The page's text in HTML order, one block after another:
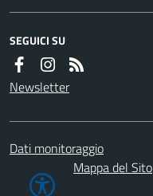
SEGUICI SU
Newsletter
Dati monitoraggio
Mappa del Sito